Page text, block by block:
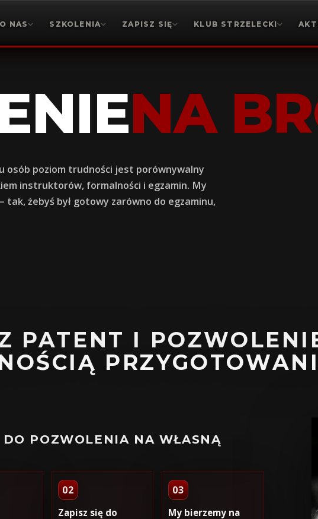
O NAS SZKOLENIA ZAPISZ SIĘ KLUB STRZELECKI
NA
osób poziom trudności jest porównywalny
instruktorów, formalności i egzamin. My
żebyś był gotowy zarówno do egzaminu,
PATENT I
POZWOLENIA NA WŁASNĄ
02
Zapisz się do
03
My bierzemy na